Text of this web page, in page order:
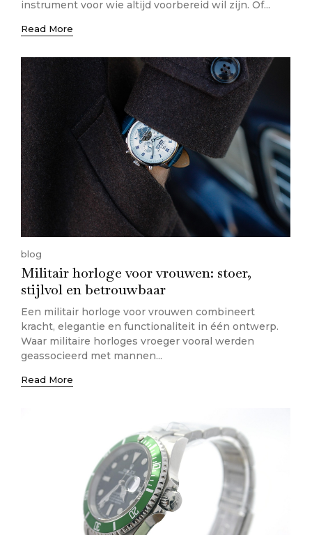
instrument voor wie altijd voorbereid wil zijn. Of...
Read More
blog
Militair horloge voor vrouwen: stoer,
stijlvol en betrouwbaar
Een militair horloge voor vrouwen combineert
kracht, elegantie en functionaliteit in één ontwerp.
Waar militaire horloges vroeger vooral werden
geassocieerd met mannen...
Read More